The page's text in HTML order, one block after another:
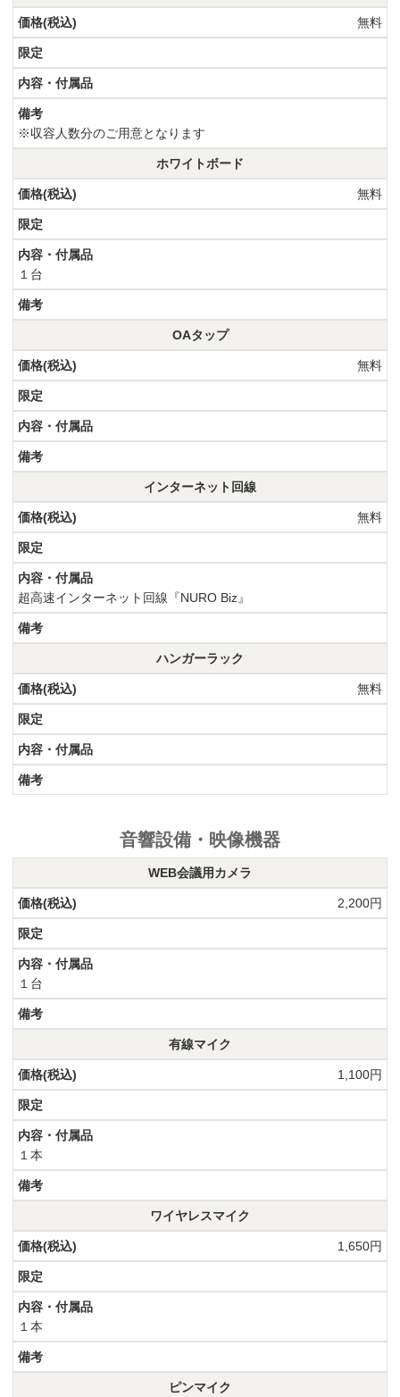
無料
※収容人数分のご用意となります
ホワイトボード
無料
１台
OAタップ
無料
インターネット回線
無料
超高速インターネット回線『NURO Biz』
ハンガーラック
無料
音響設備・映像機器
WEB会議用カメラ
2,200円
１台
有線マイク
1,100円
１本
ワイヤレスマイク
1,650円
１本
ピンマイク